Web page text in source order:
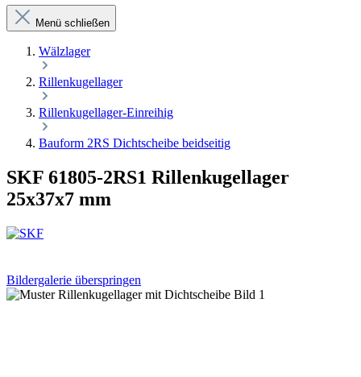
Menü schließen
Wälzlager
Rillenkugellager
Rillenkugellager-Einreihig
Bauform 2RS Dichtscheibe beidseitig
SKF 61805-2RS1 Rillenkugellager
25x37x7 mm
Bildergalerie überspringen